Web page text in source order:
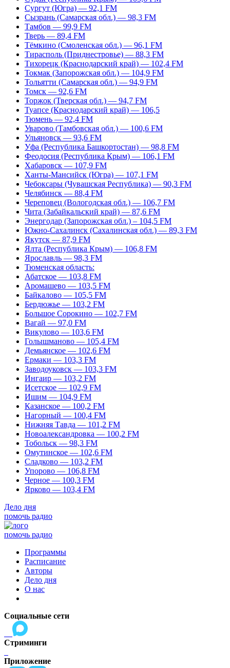
Сургут (Югра) — 92,1 FM
Сызрань (Самарская обл.) — 98,3 FM
Тамбов — 99,9 FM
Тверь — 89,4 FM
Тёмкино (Смоленская обл.) — 96,1 FM
Тирасполь (Приднестровье) — 88,3 FM
Тихорецк (Краснодарский край) — 102,4 FM
Токмак (Запорожская обл.) — 104,9 FM
Тольятти (Самарская обл.) — 94,9 FM
Томск — 92,6 FM
Торжок (Тверская обл.) — 94,7 FM
Туапсе (Краснодарский край) — 106,5
Тюмень — 92,4 FM
Уварово (Тамбовская обл.) — 100,6 FM
Ульяновск — 93,6 FM
Уфа (Республика Башкортостан) — 98,8 FM
Феодосия (Республика Крым) — 106,1 FM
Хабаровск — 107,9 FM
Ханты-Мансийск (Югра) — 107,1 FM
Чебоксары (Чувашская Республика) — 90,3 FM
Челябинск — 88,4 FM
Череповец (Вологодская обл.) — 106,7 FM
Чита (Забайкальский край) — 87,6 FM
Энергодар (Запорожская обл.) – 104,5 FM
Южно-Сахалинск (Сахалинская обл.) — 89,3 FM
Якутск — 87,9 FM
Ялта (Республика Крым) — 106,8 FM
Ярославль — 98,3 FM
Тюменская область:
Абатское — 103,8 FM
Аромашево — 103,5 FM
Байкалово — 105,5 FM
Бердюжье — 103,2 FM
Большое Сорокино — 102,7 FM
Вагай — 97,0 FM
Викулово — 103,6 FM
Голышманово — 105,4 FM
Демьянское — 102,6 FM
Ермаки — 103,3 FM
Заводоуковск — 103,3 FM
Ингаир — 103,2 FM
Исетское — 102,9 FM
Ишим — 104,9 FM
Казанское — 100,2 FM
Нагорный — 100,4 FM
Нижняя Тавда — 101,2 FM
Новоалександровка — 100,2 FM
Тобольск — 98,3 FM
Омутинское — 102,6 FM
Сладково — 103,2 FM
Упорово — 106,8 FM
Черное — 100,3 FM
Ярково — 103,4 FM
Дело дня
помочь радио
помочь радио
Программы
Расписание
Авторы
Дело дня
О нас
Социальные сети
Стриминги
Приложение